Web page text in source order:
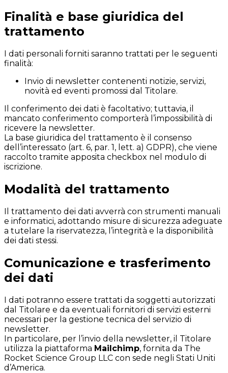
Finalità e base giuridica del
trattamento
I dati personali forniti saranno trattati per le seguenti
finalità:
Invio di newsletter contenenti notizie, servizi,
novità ed eventi promossi dal Titolare.
Il conferimento dei dati è facoltativo; tuttavia, il
mancato conferimento comporterà l’impossibilità di
ricevere la newsletter.
La base giuridica del trattamento è il consenso
dell’interessato (art. 6, par. 1, lett. a) GDPR), che viene
raccolto tramite apposita checkbox nel modulo di
iscrizione.
Modalità del trattamento
Il trattamento dei dati avverrà con strumenti manuali
e informatici, adottando misure di sicurezza adeguate
a tutelare la riservatezza, l’integrità e la disponibilità
dei dati stessi.
Comunicazione e trasferimento
dei dati
I dati potranno essere trattati da soggetti autorizzati
dal Titolare e da eventuali fornitori di servizi esterni
necessari per la gestione tecnica del servizio di
newsletter.
In particolare, per l’invio della newsletter, il Titolare
utilizza la piattaforma Mailchimp, fornita da The
Rocket Science Group LLC con sede negli Stati Uniti
d’America.